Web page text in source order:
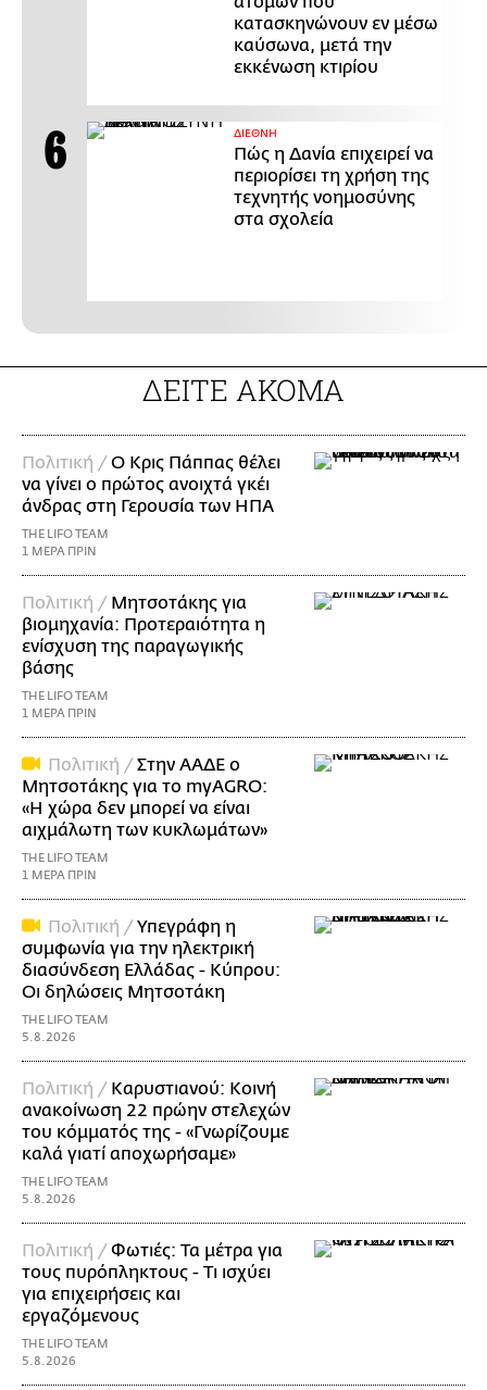
κατασκηνώνουν εν μέσω
καύσωνα, μετά την
εκκένωση κτιρίου
ΔΙΕΘΝΗ
Πώς η Δανία επιχειρεί να
περιορίσει τη χρήση της
τεχνητής νοημοσύνης
στα σχολεία
ΔΕΙΤΕ ΑΚΟΜΑ
Πολιτική /Ο Κρις Πάππας θέλει
να γίνει ο πρώτος ανοιχτά γκέι
άνδρας στη Γερουσία των ΗΠΑ
THE LIFO TEAM
1 ΜΕΡΑ ΠΡΙΝ
Πολιτική / Μητσοτάκης για
βιομηχανία: Προτεραιότητα η
ενίσχυση της παραγωγικής
βάσης
THE LIFO TEAM
1 ΜΕΡΑ ΠΡΙΝ
Πολιτική /Στην ΑΑΔΕ ο
Μητσοτάκης για το myAGRO:
«Η χώρα δεν μπορεί να είναι
αιχμάλωτη των κυκλωμάτων»
THE LIFO TEAM
1 ΜΕΡΑ ΠΡΙΝ
Πολιτική /Υπεγράφη η
συμφωνία για την ηλεκτρική
διασύνδεση Ελλάδας - Κύπρου:
Οι δηλώσεις Μητσοτάκη
THE LIFO TEAM
5.8.2026
Πολιτική / Καρυστιανού: Κοινή
ανακοίνωση 22 πρώην στελεχών
του κόμματός της - «Γνωρίζουμε
καλά γιατί αποχωρήσαμε»
THE LIFO TEAM
5.8.2026
Πολιτική /Φωτιές: Τα μέτρα για
τους πυρόπληκτους - Τι ισχύει
για επιχειρήσεις και
εργαζόμενους
THE LIFO TEAM
5.8.2026